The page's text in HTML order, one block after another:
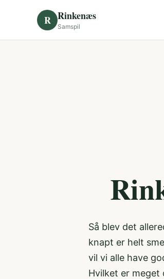
R Rinkenæs
Samspil
Så blev det
knapt er helt
vil vi alle have
Hvilket er